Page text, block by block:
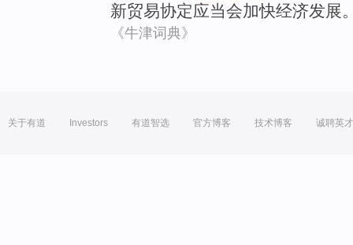
新贸易协定应当会加快经济发展
《牛津词典》
关于有道 Investors 有道智选 官方博客 技术博客 诚聘英才